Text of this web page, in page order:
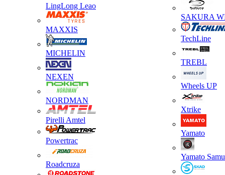
LingLong Leao
MAXXIS
MICHELIN
NEXEN
NORDMAN
Pirelli Amtel
Powertrac
Roadcruza
SAKURA
TechLine
TREBL
Wheels UP
Xtrike
Yamato
Yamato